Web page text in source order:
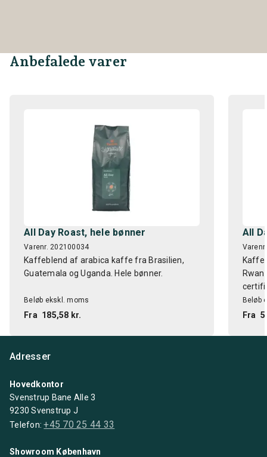
Anbefalede varer
All Day Roast, hele bønner
Varenr. 202100034
Kaffeblend af arabica kaffe fra Brasilien,
Guatemala og Uganda. Hele bønner.
Beløb ekskl. moms
Fra 185,58 kr.
All
Beløb
Fra
Adresser
Hovedkontor
Svenstrup Bane Alle 3
9230 Svenstrup J
Telefon:+45 70 25 44 33
Showroom København